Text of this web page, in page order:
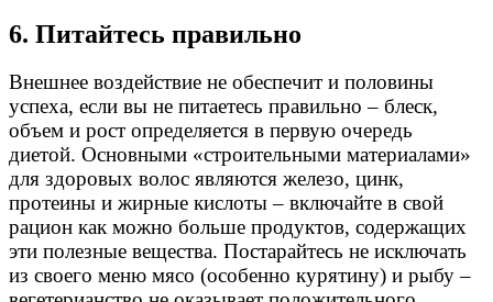
6. Питайтесь правильно
Внешнее воздействие не обеспечит и половины
успеха, если вы не питаетесь правильно – блеск,
объем и рост определяется в первую очередь
диетой. Основными «строительными материалами»
для здоровых волос являются железо, цинк,
протеины и жирные кислоты – включайте в свой
рацион как можно больше продуктов, содержащих
эти полезные вещества. Постарайтесь не исключать
из своего меню мясо (особенно курятину) и рыбу –